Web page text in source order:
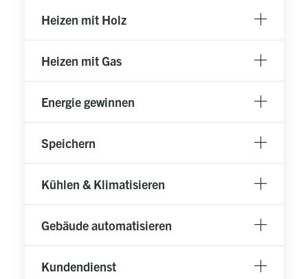
Heizen mit Holz
Heizen mit Gas
Energie gewinnen
Speichern
Kühlen & Klimatisieren
Gebäude automatisieren
Kundendienst